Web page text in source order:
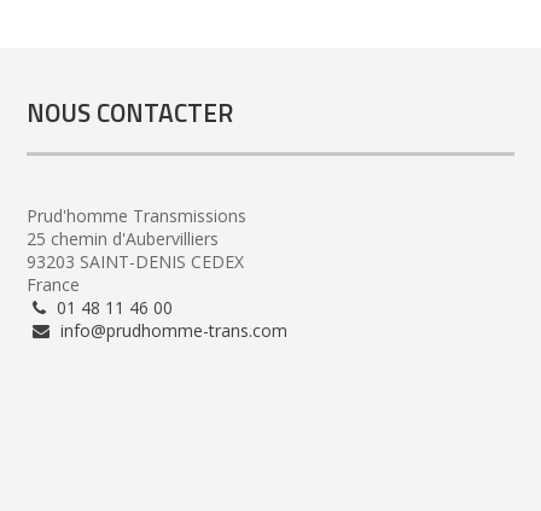
NOUS CONTACTER
Prud'homme Transmissions
25 chemin d'Aubervilliers
93203 SAINT-DENIS CEDEX
France
01 48 11 46 00
info@prudhomme-trans.com